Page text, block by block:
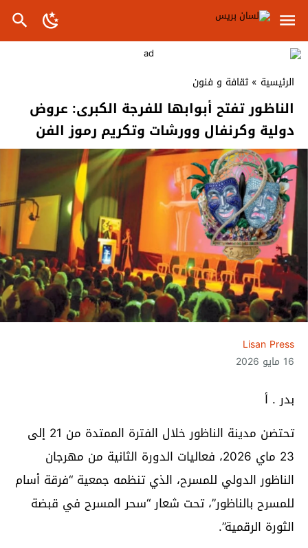
الرئيسية » ثقافة و فنون
الناظور تفتح أبوابها للفرجة الكبرى: عروض
دولية وكرنفال وورشات وتكريم رموز الفن
Lisan Press
16 مايو 2026
بدر . أ
تحتضن مدينة الناظور خلال الفترة الممتدة من 21 إلى
23 ماي 2026، فعاليات الدورة الثانية من مهرجان
الناظور الدولي للمسرح، الذي تنظمه جمعية “فرقة أسام
للمسرح بالناظور”، تحت شعار “سحر المسرح في قبضة
الثورة الرقمية”.